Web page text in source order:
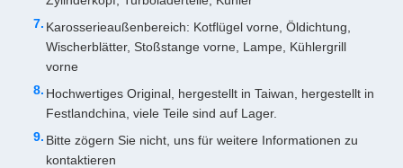
Karosserieaußenbereich: Kotflügel vorne, Öldichtung,
Wischerblätter, Stoßstange vorne, Lampe, Kühlergrill
vorne
Hochwertiges Original, hergestellt in Taiwan, hergestellt in
Festlandchina, viele Teile sind auf Lager.
Bitte zögern Sie nicht, uns für weitere Informationen zu
kontaktieren